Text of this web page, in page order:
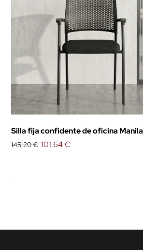
Silla fija confidente de oficina Manila
145,20 € 101,64 €